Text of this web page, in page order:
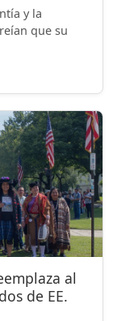
y la
que su
al
de EE.